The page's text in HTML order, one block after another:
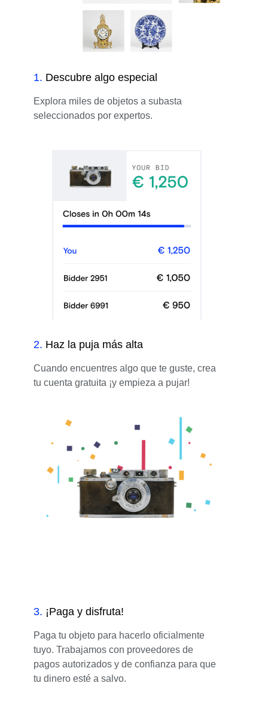
1. Descubre algo especial
Explora miles de objetos a subasta
seleccionados por expertos.
2. Haz la puja más alta
Cuando encuentres algo que te guste, crea
tu cuenta gratuita ¡y empieza a pujar!
3. ¡Paga y disfruta!
Paga tu objeto para hacerlo oficialmente
tuyo. Trabajamos con proveedores de
pagos autorizados y de confianza para que
tu dinero esté a salvo.